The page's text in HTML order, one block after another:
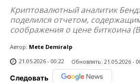
Криптовалютный аналитик
поделился отчетом,
соображения о цене биткоина
Автор: Mete Demiralp
21.05.2026 - 00:22
Обновлять: 21.05.2026 -
Следовать